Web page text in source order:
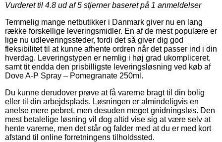
Vurderet til 4.8 ud af 5 stjerner baseret på 1 anmeldelser
Temmelig mange netbutikker i Danmark giver nu en lang
række forskellige leveringsmidler. En af de mest populære er
lige nu udleveringssteder, fordi det så giver dig god
fleksibilitet til at kunne afhente ordren når det passer ind i din
hverdag. Leveringstypen er nemlig i høj grad ukompliceret,
samt tit endda den prisbilligste leveringsløsning ved køb af
Dove A-P Spray – Pomegranate 250ml.
Du kunne derudover prøve at få varerne bragt til din bolig
eller til din arbejdsplads. Løsningen er almindeligvis en
anelse mere pebret, men desuden meget gnidningsløs. Den
mest betalelige løsning vil dog altid vise sig at være selv at
hente varerne, men det står og falder med at du er med kort
afstand til online forretningens tilholdssted.